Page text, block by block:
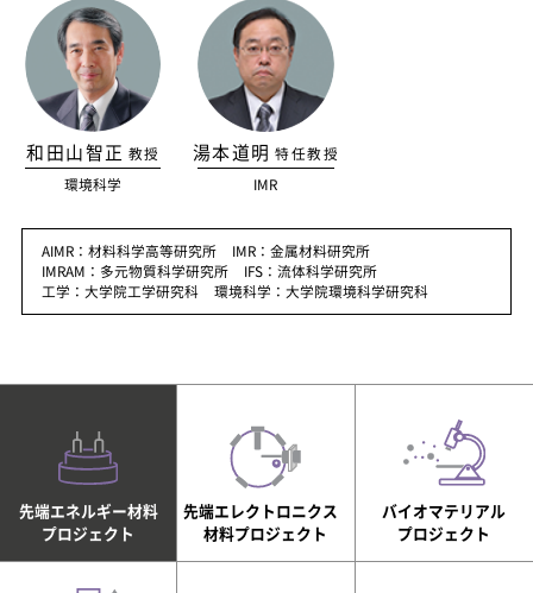
和田山智正 教授
環境科学
湯本道明 特任教授
IMR
AIMR：材料科学高等研究所 IMR： 金属材料研究所
IMRAM： 多元物質科学研究所 IFS： 流体科学研究所
工学：大学院工学研究科 環境科学： 大学院環境科学研究科
先端エネルギー材料
プロジェクト
先端エレクトロニクス
材料プロジェクト
バイオマテリアル
プロジェクト